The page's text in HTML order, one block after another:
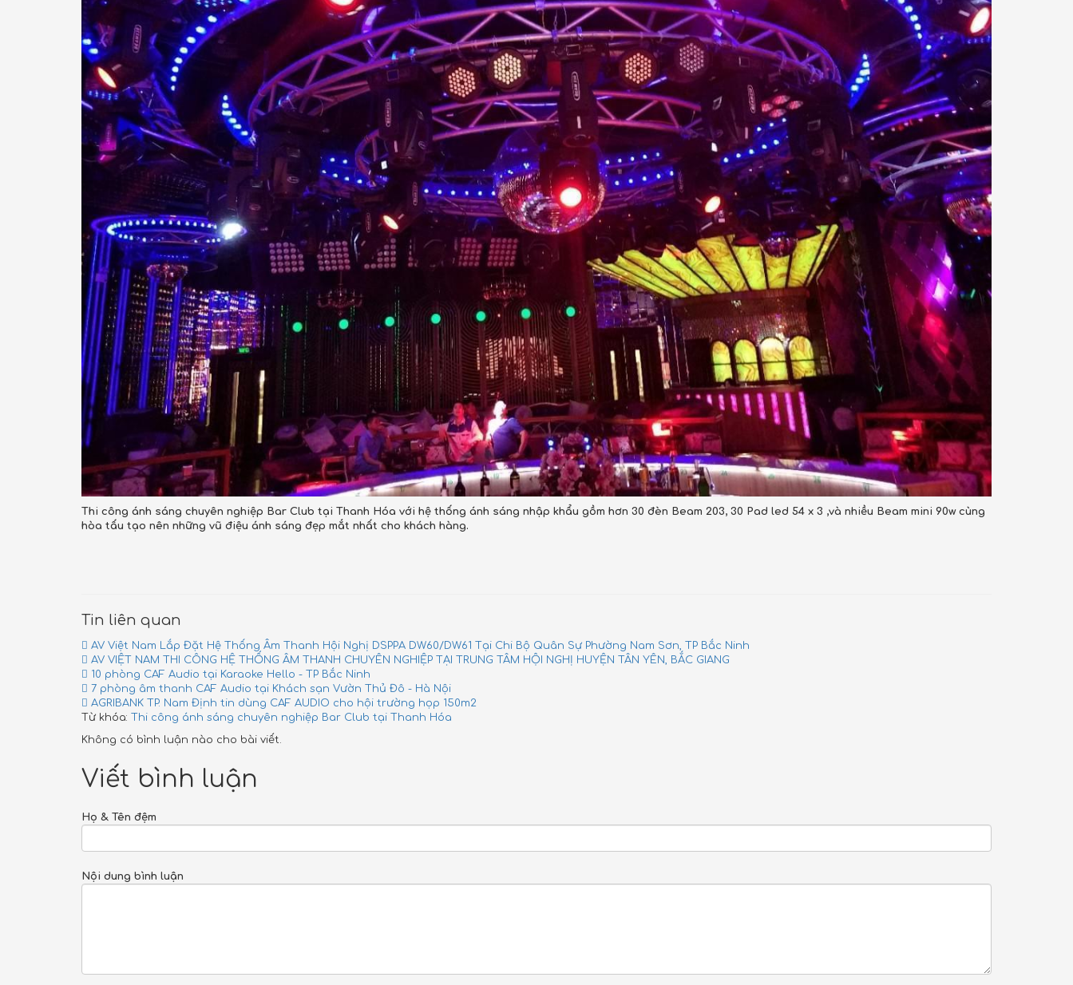
Thi công ánh sáng chuyên nghiệp Bar Club tại Thanh Hóa với hệ thống ánh sáng nhập khẩu gồm hơn 30 đèn Beam 203, 30 Pad led 54 x 3 ,và nhiều Beam mini 90w cùng
hòa tấu tạo nên những vũ điệu ánh sáng đẹp mắt nhất cho khách hàng.
Tin liên quan
AV Việt Nam Lắp Đặt Hệ Thống Âm Thanh Hội Nghị DSPPA DW60/DW61 Tại Chi Bộ Quân Sự Phường Nam Sơn, TP Bắc Ninh
AV VIỆT NAM THI CÔNG HỆ THỐNG ÂM THANH CHUYÊN NGHIỆP TẠI TRUNG TÂM HỘI NGHỊ HUYỆN TÂN YÊN, BẮC GIANG
10 phòng CAF Audio tại Karaoke Hello - TP Bắc Ninh
7 phòng âm thanh CAF Audio tại Khách sạn Vườn Thủ Đô - Hà Nội
AGRIBANK TP. Nam Định tin dùng CAF AUDIO cho hội trường họp 150m2
Từ khóa:
Thi công ánh sáng chuyên nghiệp Bar Club tại Thanh Hóa
Không có bình luận nào cho bài viết.
Viết bình luận
Họ & Tên đệm
Nội dung bình luận